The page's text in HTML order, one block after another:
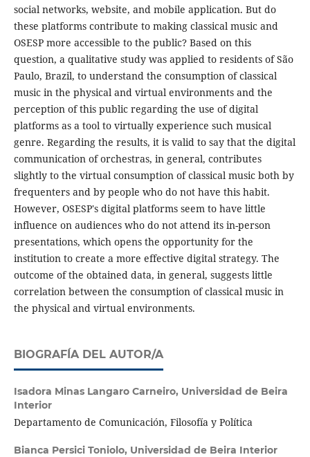
social networks, website, and mobile application. But do
these platforms contribute to making classical music and
OSESP more accessible to the public? Based on this
question, a qualitative study was applied to residents of São
Paulo, Brazil, to understand the consumption of classical
music in the physical and virtual environments and the
perception of this public regarding the use of digital
platforms as a tool to virtually experience such musical
genre. Regarding the results, it is valid to say that the digital
communication of orchestras, in general, contributes
slightly to the virtual consumption of classical music both by
frequenters and by people who do not have this habit.
However, OSESP's digital platforms seem to have little
influence on audiences who do not attend its in-person
presentations, which opens the opportunity for the
institution to create a more effective digital strategy. The
outcome of the obtained data, in general, suggests little
correlation between the consumption of classical music in
the physical and virtual environments.
BIOGRAFÍA DEL AUTOR/A
Isadora Minas Langaro Carneiro, Universidad de Beira
Interior
Departamento de Comunicación, Filosofía y Política
Bianca Persici Toniolo, Universidad de Beira Interior